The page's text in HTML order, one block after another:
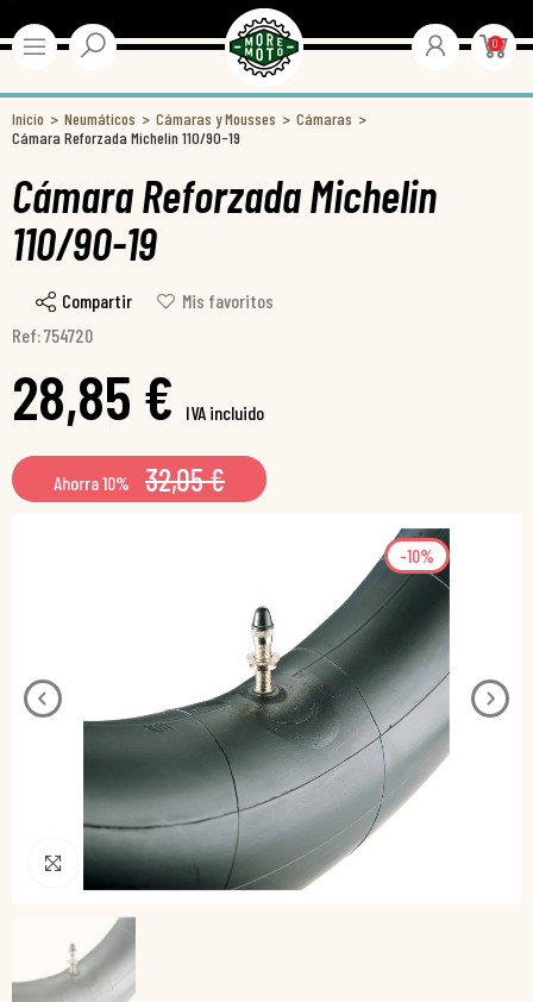
0
Inicio Neumáticos Cámaras y Mousses
Cámaras
Cámara Reforzada Michelin 110/90-19
Cámara Reforzada Michelin
110/90-19
Compartir
Mis favoritos
Ref: 754720
28,85 € IVA incluido
Ahorra 10% 32,05 €
-10%
Pincha para agrandar